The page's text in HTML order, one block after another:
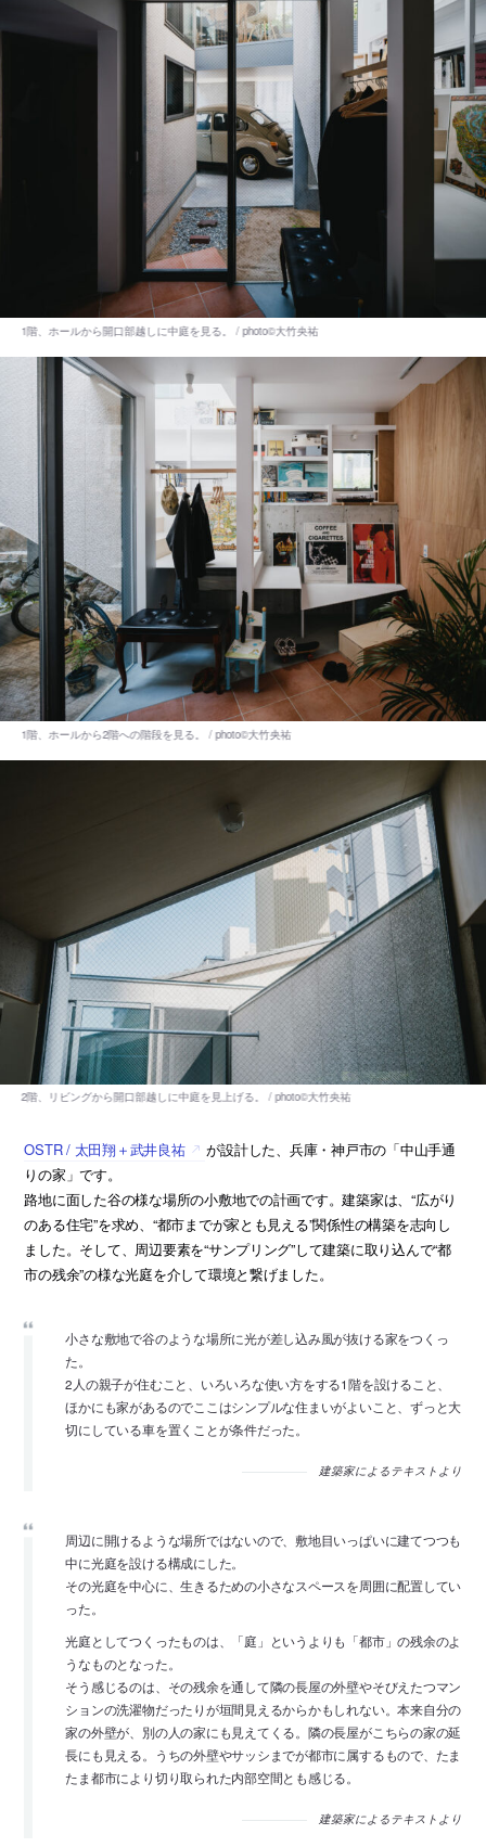
OSTR / 太田翔＋武井良祐
が設計した、兵庫・神戸市の「中山手通
りの家」です。
路地に面した谷の様な場所の小敷地での計画です。建築家は、“広がり
のある住宅”を求め、“都市までが家とも見える”関係性の構築を志向し
ました。そして、周辺要素を“サンプリング”して建築に取り込んで“都
市の残余”の様な光庭を介して環境と繋げました。
小さな敷地で谷のような場所に光が差し込み風が抜ける家をつくっ
た。
2人の親子が住むこと、いろいろな使い方をする1階を設けること、
ほかにも家があるのでここはシンプルな住まいがよいこと、ずっと大
切にしている車を置くことが条件だった。
建築家によるテキストより
周辺に開けるような場所ではないので、敷地目いっぱいに建てつつも
中に光庭を設ける構成にした。
その光庭を中心に、生きるための小さなスペースを周囲に配置してい
った。
光庭としてつくったものは、「庭」というよりも「都市」の残余のよ
うなものとなった。
そう感じるのは、その残余を通して隣の長屋の外壁やそびえたつマン
ションの洗濯物だったりが垣間見えるからかもしれない。本来自分の
家の外壁が、別の人の家にも見えてくる。隣の長屋がこちらの家の延
長にも見える。うちの外壁やサッシまでが都市に属するもので、たま
たま都市により切り取られた内部空間とも感じる。
建築家によるテキストより